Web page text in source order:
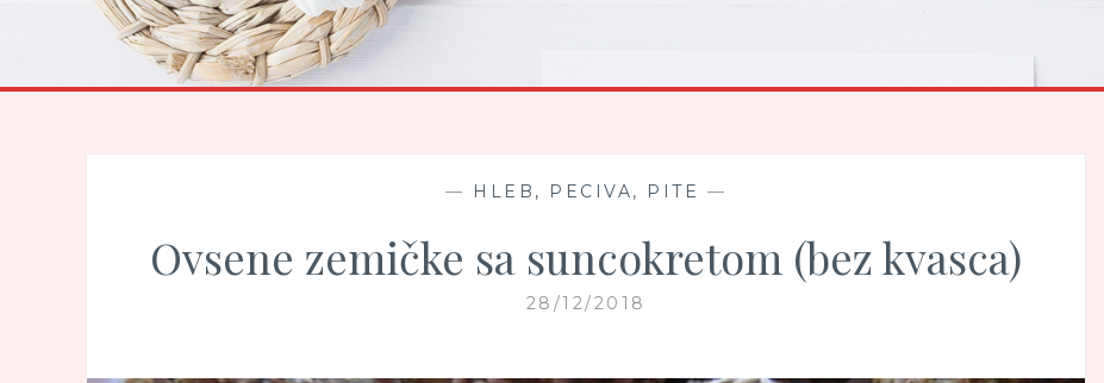
— HLEB, PECIVA, PITE —
Ovsene zemičke sa suncokretom (bez kvasca)
28/12/2018